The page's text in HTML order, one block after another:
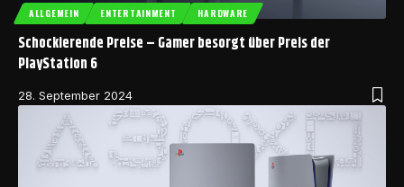
ALLGEMEIN ENTERTAINMENT HARDWARE
Schockierende Preise – Gamer besorgt über Preis der
PlayStation 6
28. September 2024